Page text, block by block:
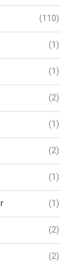
(110)
(1)
(1)
(2)
(1)
(2)
(1)
(1)
(2)
(2)